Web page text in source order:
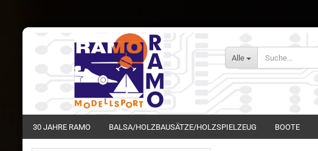
Alle
30 JAHRE RAMO BALSA/HOLZBAUSÄTZE/HOLZSPIELZEUG BOOTE